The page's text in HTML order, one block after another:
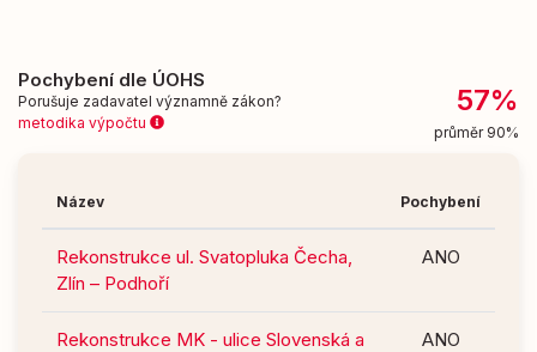
Pochybení dle ÚOHS
Porušuje zadavatel významně zákon?
metodika výpočtu
57%
průměr 90%
Název Pochybení
Rekonstrukce ul. Svatopluka Čecha,
Zlín – Podhoří
ANO
Rekonstrukce MK - ulice Slovenská a
ANO